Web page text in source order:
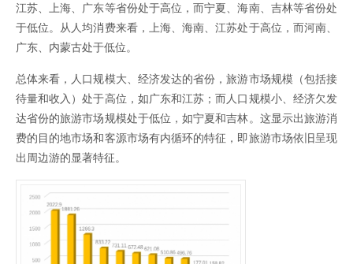
江苏、上海、广东等省份处于高位，而宁夏、海南、吉林等省份处
于低位。从人均消费来看，上海、海南、江苏处于高位，而河南、
广东、内蒙古处于低位。
总体来看，人口规模大、经济发达的省份，旅游市场规模（包括接
待量和收入）处于高位，如广东和江苏；而人口规模小、经济欠发
达省份的旅游市场规模处于低位，如宁夏和吉林。这显示出旅游消
费的目的地市场和客源市场有内循环的特征，即旅游市场依旧呈现
出周边游的显著特征。